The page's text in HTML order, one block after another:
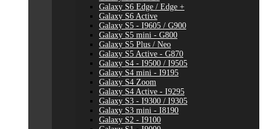
Galaxy S6 Edge / Edge +
Galaxy S6 Active
Galaxy S5 - I9605 / G900
Galaxy S5 mini - G800
Galaxy S5 Plus / Neo
Galaxy S5 Active - G870
Galaxy S4 - I9500 / I9505
Galaxy S4 mini - I9195
Galaxy S4 Zoom
Galaxy S4 Active - I9295
Galaxy S3 - I9300 / I9305
Galaxy S3 mini - I8190
Galaxy S2 - I9100